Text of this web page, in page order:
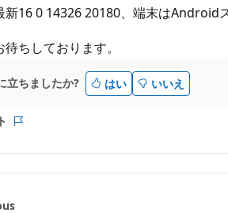
新16 0 14326 20180、端末はAndroid
ちしております。
立ちましたか? はい いいえ
ト